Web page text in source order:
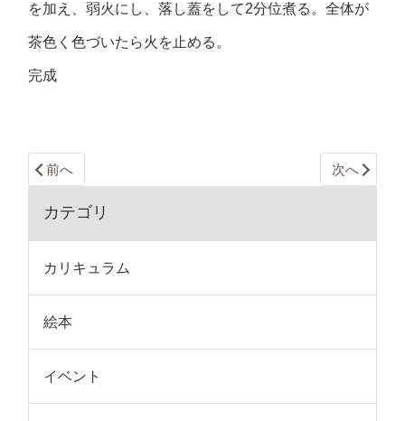
を加え、弱火にし、落し蓋をして2分位煮る。全体が
茶色く色づいたら火を止める。
完成
前へ 次へ
カテゴリ
カリキュラム
絵本
イベント